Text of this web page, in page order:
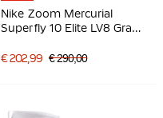
Nike Zoom Mercurial
Superfly 10 Elite LV8 Gras
Zalmroze Donkerblauw
€ 202,99 € 290,00